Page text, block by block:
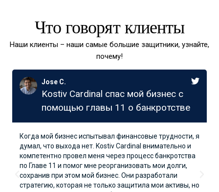
Что говорят клиенты
Наши клиенты – наши самые большие защитники, узнайте,
почему!
Jose C.
Kostiv Cardinal спас мой бизнес с
помощью главы 11 о банкротстве
Когда мой бизнес испытывал финансовые трудности, я
думал, что выхода нет. Kostiv Cardinal внимательно и
компетентно провел меня через процесс банкротства
по Главе 11 и помог мне реорганизовать мои долги,
сохранив при этом мой бизнес. Они разработали
стратегию, которая не только защитила мои активы, но